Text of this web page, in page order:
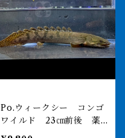
Po.ウィークシー コンゴ
ワイルド 23㎝前後 薬
浴完了済